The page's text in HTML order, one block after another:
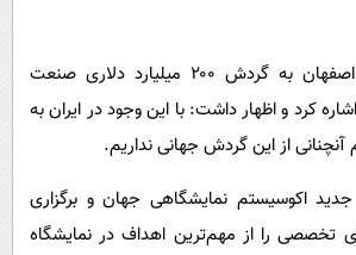
مدیرعامل نمایشگاه اصفهان به گردش ۲۰۰ میلیارد دلاری صنعت
کرد و اظهار داشت: با این وجود در ایران به
از این گردش جهانی نداریم.
اکوسیستم نمایشگاهی جهان و برگزاری
تخصصی را از مهم‌ترین اهداف در نمایشگاه